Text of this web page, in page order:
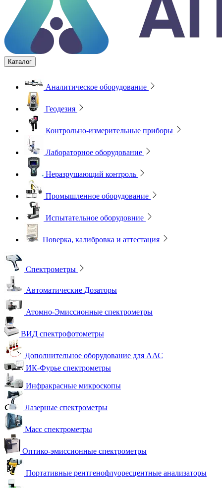
Каталог
Аналитическое оборудование
Геодезия
Контрольно-измерительные приборы
Лабораторное оборудование
Неразрушающий контроль
Промышленное оборудование
Испытательное оборудовние
Поверка, калибровка и аттестация
Спектрометры
Автоматические Дозаторы
Атомно-Эмиссионные спектрометры
ВИД спектрофотометры
Дополнительное оборудование для ААС
ИК-Фурье спектрометры
Инфракрасные микроскопы
Лазерные спектрометры
Масс спектрометры
Оптико-эмиссионные спектрометры
Портативные рентгенофлуоресцентные анализаторы